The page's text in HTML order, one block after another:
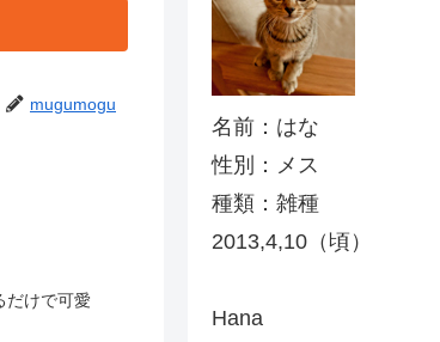
mugumogu
名前：はな
性別：メス
種類：雑種
2013,4,10（頃）
Hana